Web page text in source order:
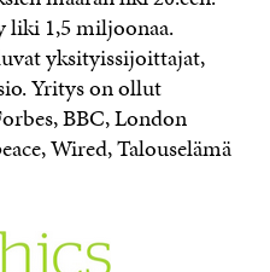
liki 1,5 miljoonaa.
yksityissijoittajat,
Yritys on ollut
BBC, London
Wired, Talouselämä